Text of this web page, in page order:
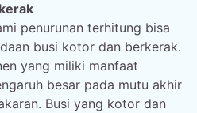
penurunan terhitung bisa
busi kotor dan berkerak.
yang miliki manfaat
besar pada mutu akhir
Busi yang kotor dan